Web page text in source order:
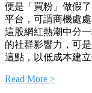
便是「買粉」做假
平台，可謂商機處
這股網紅熱潮中分
的社群影響力，可
這點，以低成本建
Read More >